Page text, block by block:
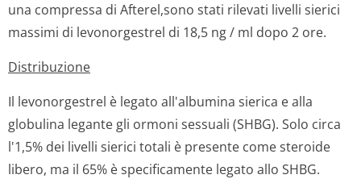
una compressa di Afterel,sono stati rilevati livelli sierici
massimi di levonorgestrel di 18,5 ng / ml dopo 2 ore.
Distribuzione
Il levonorgestrel è legato all'albumina sierica e alla
globulina legante gli ormoni sessuali (SHBG). Solo circa
l'1,5% dei livelli sierici totali è presente come steroide
libero, ma il 65% è specificamente legato allo SHBG.